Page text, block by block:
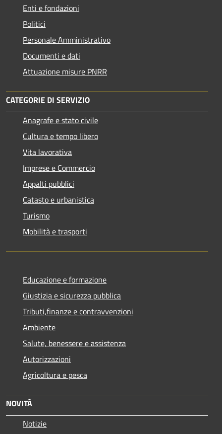
Enti e fondazioni
Politici
Personale Amministrativo
Documenti e dati
Attuazione misure PNRR
CATEGORIE DI SERVIZIO
Anagrafe e stato civile
Cultura e tempo libero
Vita lavorativa
Imprese e Commercio
Appalti pubblici
Catasto e urbanistica
Turismo
Mobilità e trasporti
Educazione e formazione
Giustizia e sicurezza pubblica
Tributi,finanze e contravvenzioni
Ambiente
Salute, benessere e assistenza
Autorizzazioni
Agricoltura e pesca
NOVITÀ
Notizie